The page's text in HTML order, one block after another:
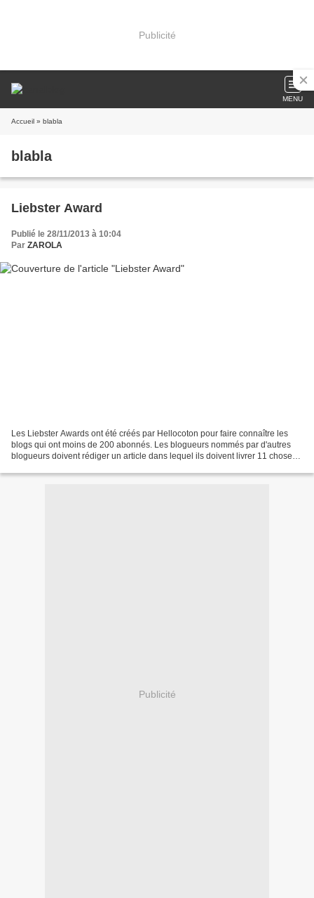
Publicité
MENU
Accueil » blabla
blabla
Liebster Award
Publié le 28/11/2013 à 10:04
Par ZAROLA
Les Liebster Awards ont été créés par Hellocoton pour faire connaître les
blogs qui ont moins de 200 abonnés. Les blogueurs nommés par d'autres
blogueurs doivent rédiger un article dans lequel ils doivent livrer 11 choses
Publicité